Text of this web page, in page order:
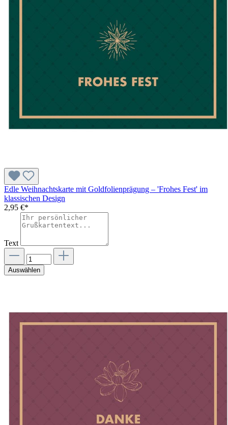
Edle Weihnachtskarte mit Goldfolienprägung – 'Frohes Fest' im
klassischen Design
2,95 €*
Text
Auswählen